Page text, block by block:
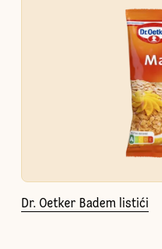
Dr. Oetker Badem listići